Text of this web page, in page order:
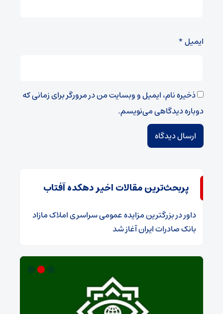
ایمیل*
ذخیره نام، ایمیل و وبسایت من در مرورگر برای زمانی که
دوباره دیدگاهی می‌نویسم.
پربحث‌ترین مقالات اخیر دهکده آفتاب
داوردر​بزرگترین مزایده عمومی سراسری املاک مازاد
بانک صادرات ایران آغاز شد